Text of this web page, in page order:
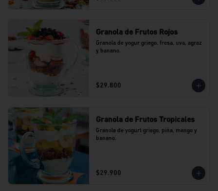
Granola de Frutos Rojos
Granola de yogur griego, fresa, uva, agraz
y banano.
$29.800
Granola de Frutos Tropicales
Granola de yogurt griego, piña, mango y
banano.
$29.900